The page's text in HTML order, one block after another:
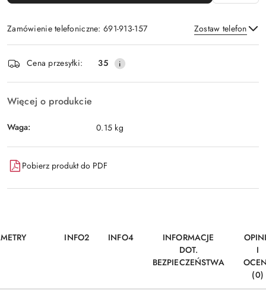
Zamówienie telefoniczne: 691-913-157 Zostaw telefon
Wyślij
Dostępność
i
dostawa
Cena przesyłki: 35
Więcej o produkcie
Waga: 0.15 kg
Pobierz produkt do PDF
INFO2 INFO4
INFORMACJE
DOT.
BEZPIECZEŃSTWA
I
(0)